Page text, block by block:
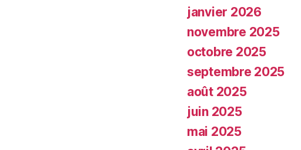
janvier 2026
novembre 2025
octobre 2025
septembre 2025
août 2025
juin 2025
mai 2025